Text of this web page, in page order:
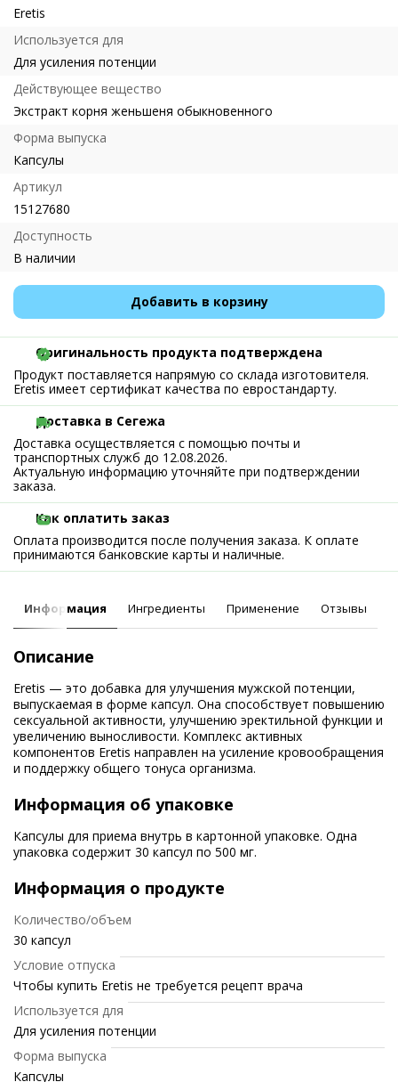
Eretis
Используется для
Для усиления потенции
Действующее вещество
Экстракт корня женьшеня обыкновенного
Форма выпуска
Капсулы
Артикул
15127680
Доступность
В наличии
Добавить в корзину
Оригинальность продукта подтверждена
Продукт поставляется напрямую со склада изготовителя.
Eretis имеет сертификат качества по евростандарту.
Доставка в Сегежа
Доставка осуществляется с помощью почты и
транспортных служб до 12.08.2026.
Актуальную информацию уточняйте при подтверждении
заказа.
Как оплатить заказ
Оплата производится после получения заказа. К оплате
принимаются банковские карты и наличные.
Информация Ингредиенты Применение Отзывы
Описание
Eretis — это добавка для улучшения мужской потенции,
выпускаемая в форме капсул. Она способствует повышению
сексуальной активности, улучшению эректильной функции и
увеличению выносливости. Комплекс активных
компонентов Eretis направлен на усиление кровообращения
и поддержку общего тонуса организма.
Информация об упаковке
Капсулы для приема внутрь в картонной упаковке. Одна
упаковка содержит 30 капсул по 500 мг.
Информация о продукте
Количество/объем
30 капсул
Условие отпуска
Чтобы купить Eretis не требуется рецепт врача
Используется для
Для усиления потенции
Форма выпуска
Капсулы